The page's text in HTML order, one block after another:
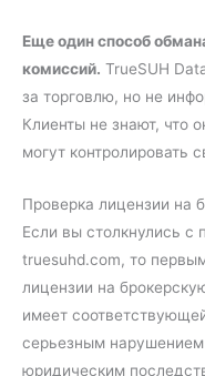
Еще один способ
комиссий. TrueSUH
за торговлю, но не
Клиенты не знают, что
могут контролировать
Проверка лицензии на
Если вы столкнулись с
truesuhd.com, то
лицензии на
имеет
серьезным
юридическим